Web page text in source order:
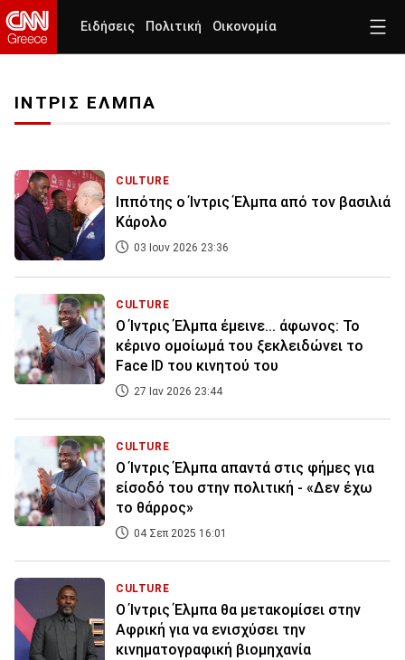
Ειδήσεις Πολιτική Οικονομία
ΙΝΤΡΙΣ ΕΛΜΠΑ
CULTURE
Ιππότης ο Ίντρις Έλμπα από τον βασιλιά
Κάρολο
03 Ιουν 2026 23:36
CULTURE
Ο Ίντρις Έλμπα έμεινε... άφωνος: Το
κέρινο ομοίωμά του ξεκλειδώνει το
Face ID του κινητού του
27 Ιαν 2026 23:44
CULTURE
Ο Ίντρις Έλμπα απαντά στις φήμες για
είσοδό του στην πολιτική - «Δεν έχω
το θάρρος»
04 Σεπ 2025 16:01
CULTURE
Ο Ίντρις Έλμπα θα μετακομίσει στην
Αφρική για να ενισχύσει την
κινηματογραφική βιομηχανία